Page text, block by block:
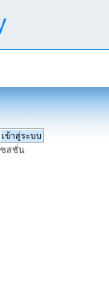
ซสชั่น